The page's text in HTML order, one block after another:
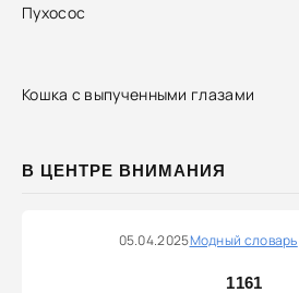
Пухосос
Кошка с выпученными глазами
В ЦЕНТРЕ ВНИМАНИЯ
05.04.2025Модный словарь
1161